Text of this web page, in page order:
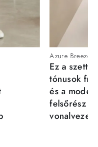
Azure Breeze
Ez a szett
tónusok
és a
felsőrész